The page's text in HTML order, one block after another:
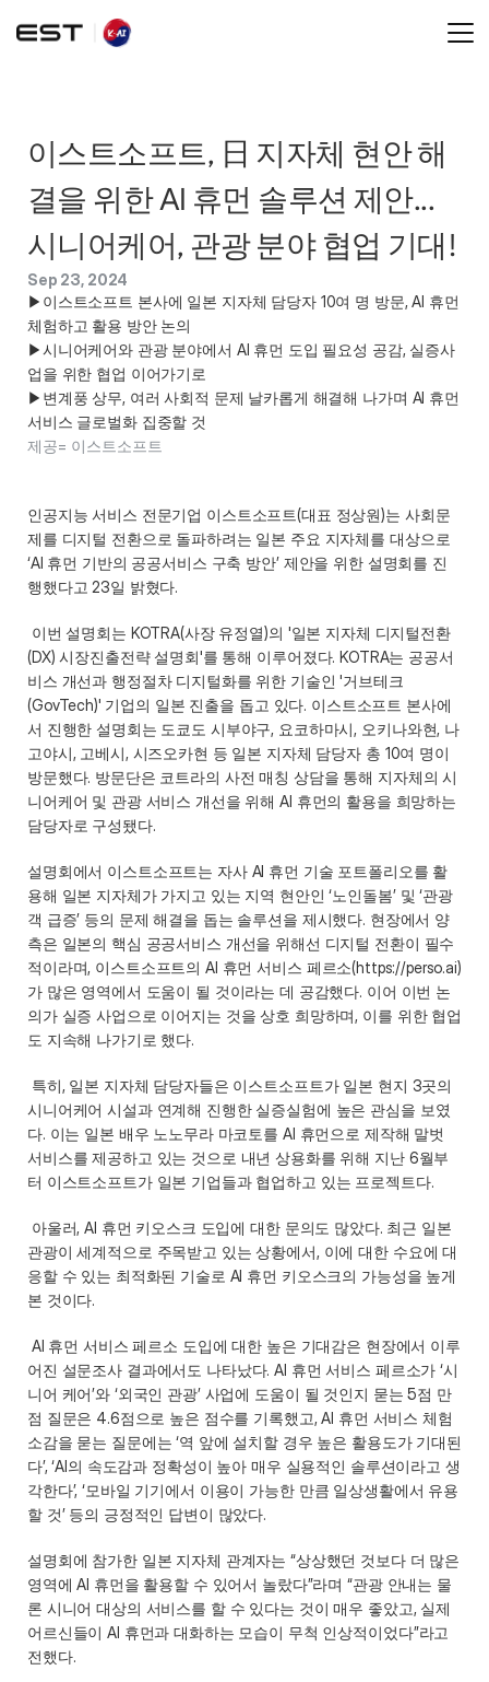
이스트소프트, 日 지자체 현안 해
결을 위한 AI 휴먼 솔루션 제안...
시니어케어, 관광 분야 협업 기대!
Sep 23, 2024
▶이스트소프트 본사에 일본 지자체 담당자 10여 명 방문, AI 휴먼
체험하고 활용 방안 논의
▶시니어케어와 관광 분야에서 AI 휴먼 도입 필요성 공감, 실증사
업을 위한 협업 이어가기로
▶변계풍 상무, 여러 사회적 문제 날카롭게 해결해 나가며 AI 휴먼
서비스 글로벌화 집중할 것
제공= 이스트소프트
인공지능 서비스 전문기업 이스트소프트(대표 정상원)는 사회문
제를 디지털 전환으로 돌파하려는 일본 주요 지자체를 대상으로
‘AI 휴먼 기반의 공공서비스 구축 방안’ 제안을 위한 설명회를 진
행했다고 23일 밝혔다.
이번 설명회는 KOTRA(사장 유정열)의 '일본 지자체 디지털전환
(DX) 시장진출전략 설명회'를 통해 이루어졌다. KOTRA는 공공서
비스 개선과 행정절차 디지털화를 위한 기술인 '거브테크
(GovTech)' 기업의 일본 진출을 돕고 있다. 이스트소프트 본사에
서 진행한 설명회는 도쿄도 시부야구, 요코하마시, 오키나와현, 나
고야시, 고베시, 시즈오카현 등 일본 지자체 담당자 총 10여 명이
방문했다. 방문단은 코트라의 사전 매칭 상담을 통해 지자체의 시
니어케어 및 관광 서비스 개선을 위해 AI 휴먼의 활용을 희망하는
담당자로 구성됐다.
설명회에서 이스트소프트는 자사 AI 휴먼 기술 포트폴리오를 활
용해 일본 지자체가 가지고 있는 지역 현안인 ‘노인돌봄’ 및 ‘관광
객 급증’ 등의 문제 해결을 돕는 솔루션을 제시했다. 현장에서 양
측은 일본의 핵심 공공서비스 개선을 위해선 디지털 전환이 필수
적이라며, 이스트소프트의 AI 휴먼 서비스 페르소(https://perso.ai)
가 많은 영역에서 도움이 될 것이라는 데 공감했다. 이어 이번 논
의가 실증 사업으로 이어지는 것을 상호 희망하며, 이를 위한 협업
도 지속해 나가기로 했다.
특히, 일본 지자체 담당자들은 이스트소프트가 일본 현지 3곳의
시니어케어 시설과 연계해 진행한 실증실험에 높은 관심을 보였
다. 이는 일본 배우 노노무라 마코토를 AI 휴먼으로 제작해 말벗
서비스를 제공하고 있는 것으로 내년 상용화를 위해 지난 6월부
터 이스트소프트가 일본 기업들과 협업하고 있는 프로젝트다.
아울러, AI 휴먼 키오스크 도입에 대한 문의도 많았다. 최근 일본
관광이 세계적으로 주목받고 있는 상황에서, 이에 대한 수요에 대
응할 수 있는 최적화된 기술로 AI 휴먼 키오스크의 가능성을 높게
본 것이다.
AI 휴먼 서비스 페르소 도입에 대한 높은 기대감은 현장에서 이루
어진 설문조사 결과에서도 나타났다. AI 휴먼 서비스 페르소가 ‘시
니어 케어’와 ‘외국인 관광’ 사업에 도움이 될 것인지 묻는 5점 만
점 질문은 4.6점으로 높은 점수를 기록했고, AI 휴먼 서비스 체험
소감을 묻는 질문에는 ‘역 앞에 설치할 경우 높은 활용도가 기대된
다’, ‘AI의 속도감과 정확성이 높아 매우 실용적인 솔루션이라고 생
각한다’, ‘모바일 기기에서 이용이 가능한 만큼 일상생활에서 유용
할 것’ 등의 긍정적인 답변이 많았다.
설명회에 참가한 일본 지자체 관계자는 “상상했던 것보다 더 많은
영역에 AI 휴먼을 활용할 수 있어서 놀랐다”라며 “관광 안내는 물
론 시니어 대상의 서비스를 할 수 있다는 것이 매우 좋았고, 실제
어르신들이 AI 휴먼과 대화하는 모습이 무척 인상적이었다”라고
전했다.